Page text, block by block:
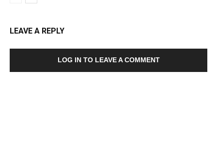
LEAVE A REPLY
LOG IN TO LEAVE A COMMENT